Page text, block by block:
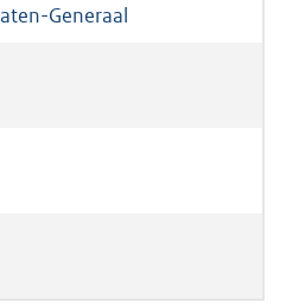
Generaal